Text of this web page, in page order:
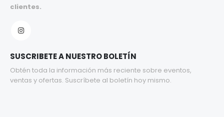
clientes.
SUSCRIBETE A NUESTRO BOLETÍN
Obtén toda la información más reciente sobre eventos,
ventas y ofertas. Suscríbete al boletín hoy mismo.